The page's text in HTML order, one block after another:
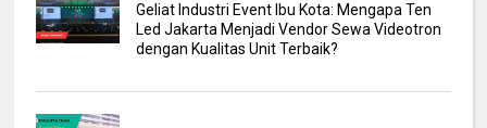
Geliat Industri Event Ibu Kota: Mengapa Ten
Led Jakarta Menjadi Vendor Sewa Videotron
dengan Kualitas Unit Terbaik?